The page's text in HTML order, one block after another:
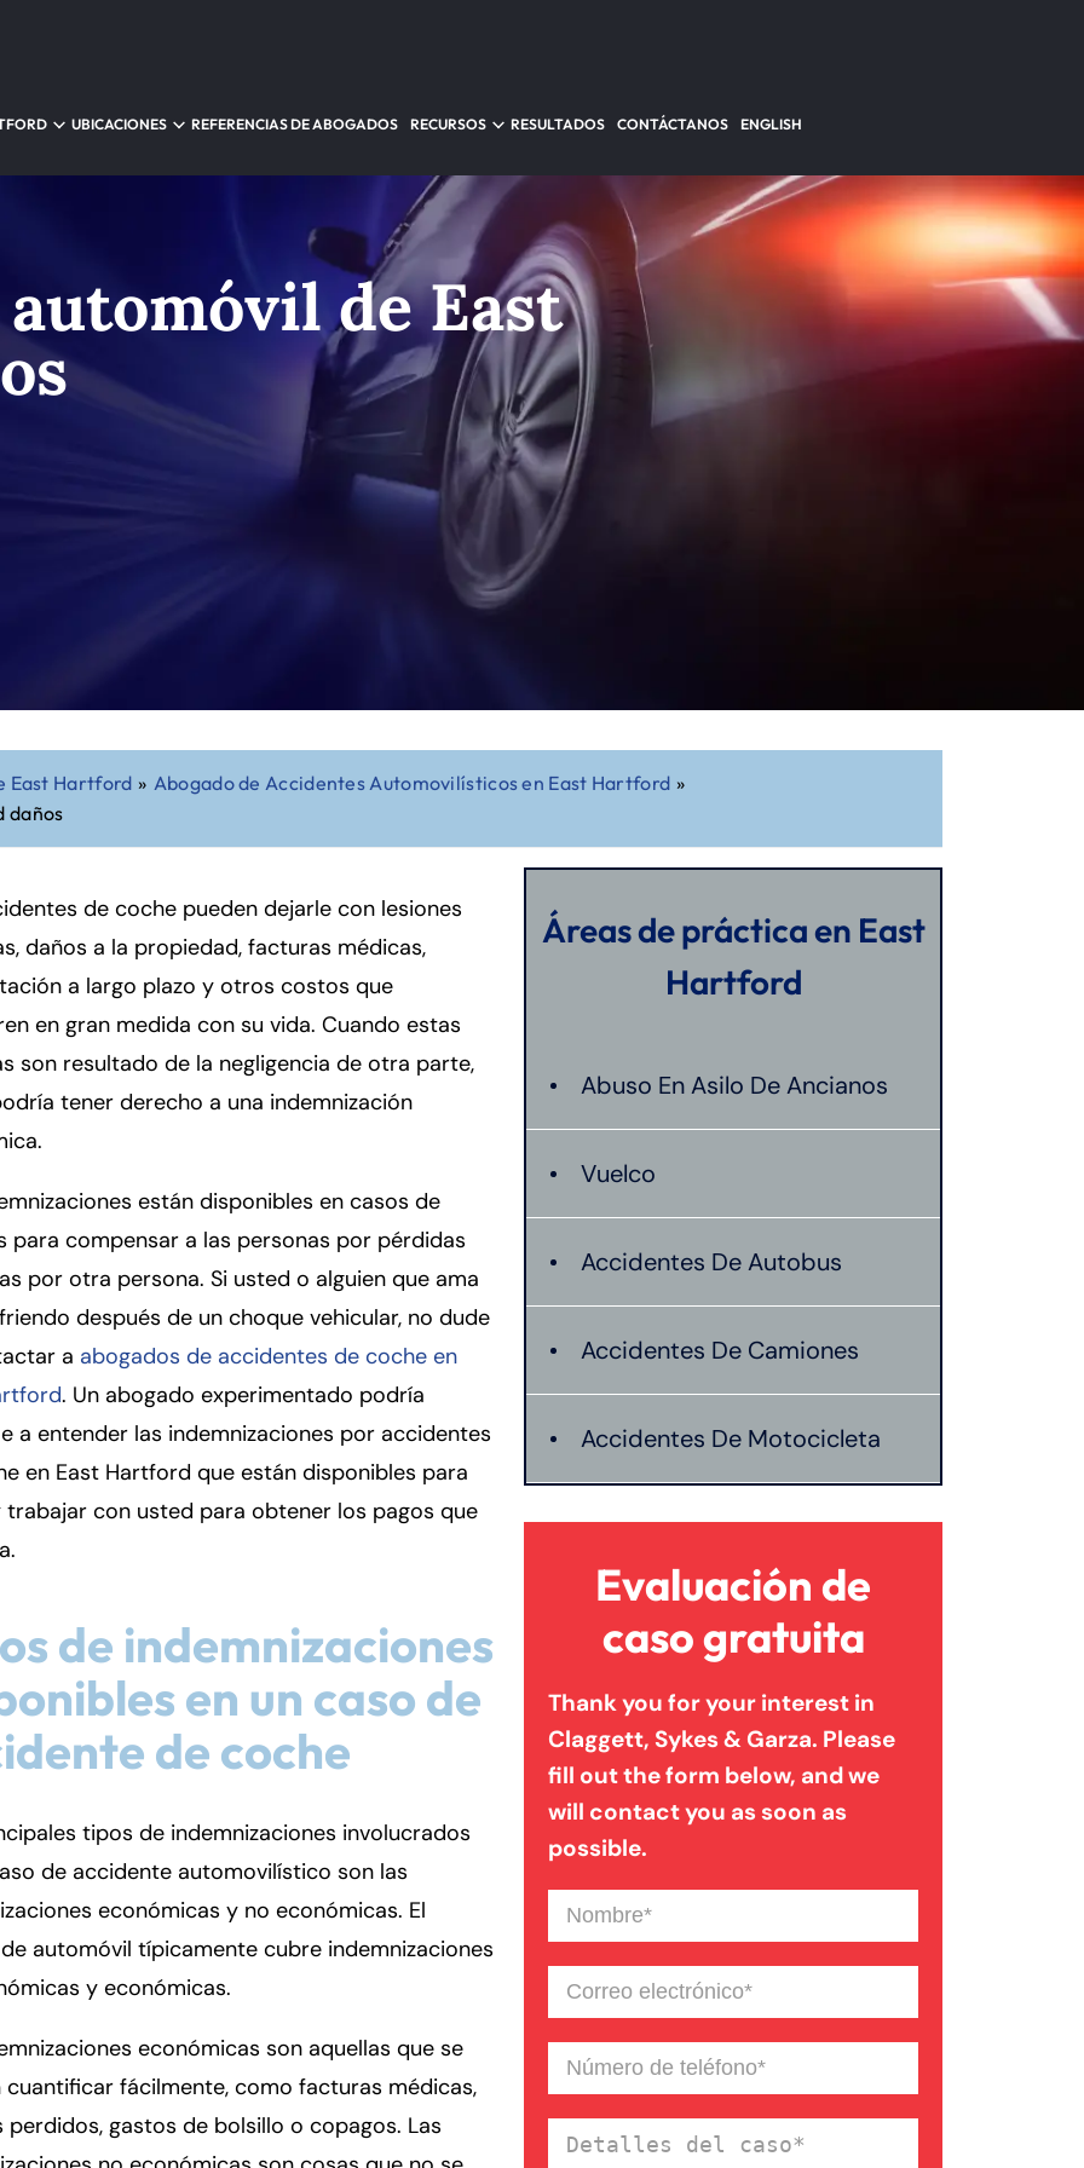
UBICACIONES REFERENCIAS DE ABOGADOS RECURSOS RESULTADOS CONTÁCTANOS ENGLISH
de East
East Hartford » Abogado de Accidentes Automovilísticos en East Hartford »
daños
de coche pueden dejarle con lesiones
daños a la propiedad, facturas médicas,
a largo plazo y otros costos que
en gran medida con su vida. Cuando estas
son resultado de la negligencia de otra parte,
tener derecho a una indemnización
están disponibles en casos de
para compensar a las personas por pérdidas
por otra persona. Si usted o alguien que ama
después de un choque vehicular, no dude
a abogados de accidentes de coche en
. Un abogado experimentado podría
a entender las indemnizaciones por accidentes
en East Hartford que están disponibles para
trabajar con usted para obtener los pagos que
de indemnizaciones
en un caso de
de coche
tipos de indemnizaciones involucrados
de accidente automovilístico son las
económicas y no económicas. El
automóvil típicamente cubre indemnizaciones
y económicas.
económicas son aquellas que se
cuantificar fácilmente, como facturas médicas,
perdidos, gastos de bolsillo o copagos. Las
Áreas de práctica en East
Hartford
Abuso En Asilo De Ancianos
Vuelco
Accidentes De Autobus
Accidentes De Camiones
Accidentes De Motocicleta
Accidentes De Peatones
Compensacion De
Trabajadores
Lesión Cerebral Traumática
Lesiones Personales
Mordeduras De Perro
Muerte Injusta
Resbalones Y Caidas
Evaluación de
caso gratuita
Thank you for your interest in
Claggett, Sykes & Garza. Please
fill out the form below, and we
will contact you as soon as
possible.
Nombre(Required)
Correo
electrónico(Required)
Número
de
teléfono(Required)
Detalles
- Hours
Service 24/7
8:30 AM – 5:00 PM
8:30 AM – 5:00 PM
8:30 AM – 5:00 PM
8:30 AM – 5:00 PM
- Hours
Service 24/7
8:30 AM – 5:00 PM
8:30 AM – 5:00 PM
8:30 AM – 5:00 PM
8:30 AM – 5:00 PM